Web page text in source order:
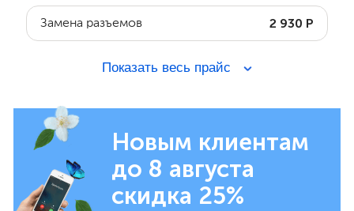
Замена разъемов 2 930 Р
Показать весь прайс
Новым клиентам
до 8 августа
скидка 25%